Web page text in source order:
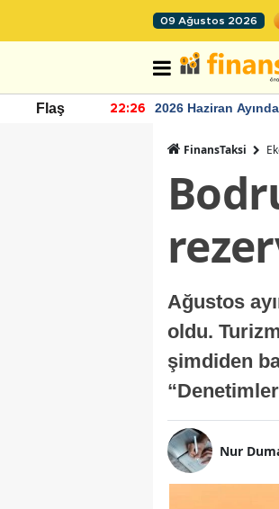
09 Ağustos 2026
Flaş 22:26
2026 Haziran
FinansTaksi
Ağustos
oldu.
şimdiden
Nur